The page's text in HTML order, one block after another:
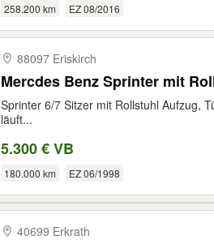
258.200 km EZ 08/2016
88097 Eriskirch
Mercdes Benz Sprinter mit
Sprinter 6/7 Sitzer mit Rollstuhl Aufzug,
läuft...
5.300 € VB
180.000 km EZ 06/1998
40699 Erkrath